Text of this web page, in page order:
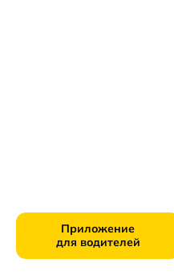
Приложение
для водителей